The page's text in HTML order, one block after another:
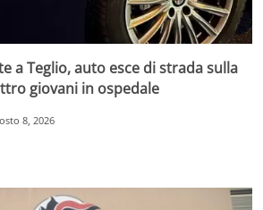
a Teglio, auto esce di strada sulla
giovani in ospedale
8, 2026